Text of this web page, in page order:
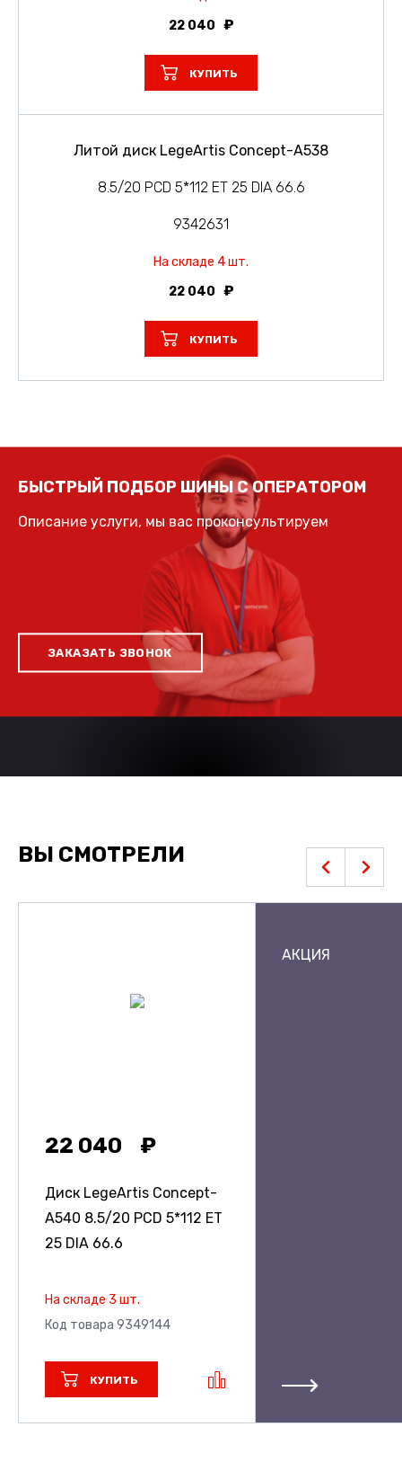
22 040
КУПИТЬ
Литой диск LegeArtis Concept-A538
8.5/20 PCD 5*112 ET 25 DIA 66.6
9342631
На складе 4 шт.
22 040
КУПИТЬ
БЫСТРЫЙ ПОДБОР ШИНЫ С ОПЕРАТОРОМ
Описание услуги, мы вас проконсультируем
ЗАКАЗАТЬ ЗВОНОК
ВЫ СМОТРЕЛИ
22 040
Диск LegeArtis Concept-
A540 8.5/20 PCD 5*112 ET
25 DIA 66.6
На складе 3 шт.
Код товара 9349144
КУПИТЬ
АКЦИЯ